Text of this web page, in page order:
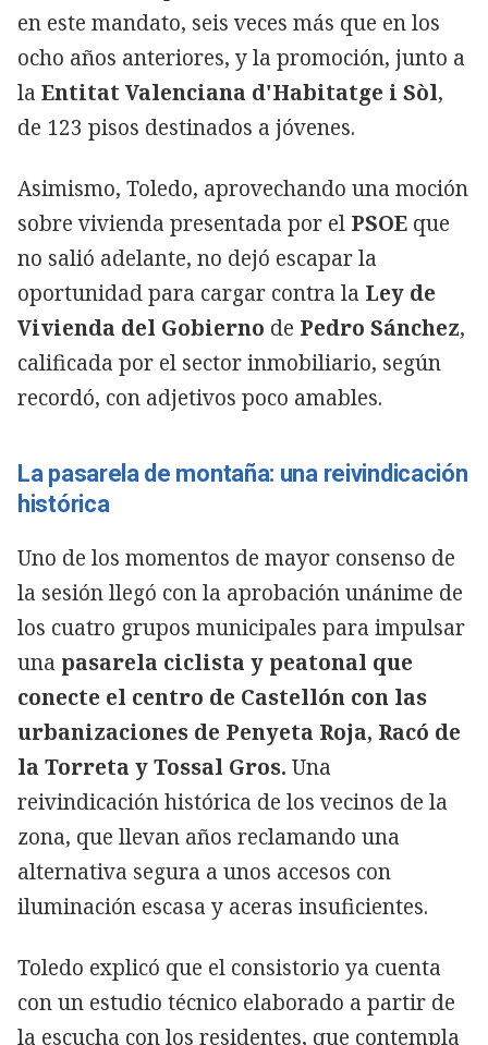
en este mandato, seis veces más que en los
ocho años anteriores, y la promoción, junto a
la Entitat Valenciana d'Habitatge i Sòl,
de 123 pisos destinados a jóvenes.
Asimismo, Toledo, aprovechando una moción
sobre vivienda presentada por el PSOE que
no salió adelante, no dejó escapar la
oportunidad para cargar contra la Ley de
Vivienda del Gobierno de Pedro Sánchez,
calificada por el sector inmobiliario, según
recordó, con adjetivos poco amables.
La pasarela de montaña: una reivindicación
histórica
Uno de los momentos de mayor consenso de
la sesión llegó con la aprobación unánime de
los cuatro grupos municipales para impulsar
una pasarela ciclista y peatonal que
conecte el centro de Castellón con las
urbanizaciones de Penyeta Roja, Racó de
la Torreta y Tossal Gros. Una
reivindicación histórica de los vecinos de la
zona, que llevan años reclamando una
alternativa segura a unos accesos con
iluminación escasa y aceras insuficientes.
Toledo explicó que el consistorio ya cuenta
con un estudio técnico elaborado a partir de
la escucha con los residentes, que contempla